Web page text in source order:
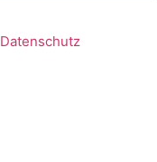
Datenschutz